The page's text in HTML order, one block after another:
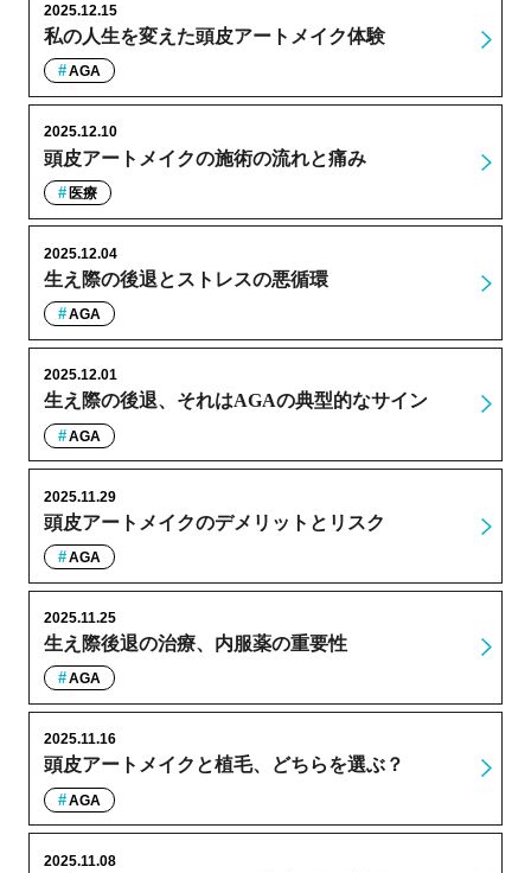
私の人生を変えた頭皮アートメイク体験
2025.12.15
AGA
頭皮アートメイクの施術の流れと痛み
2025.12.10
医療
生え際の後退とストレスの悪循環
2025.12.04
AGA
生え際の後退、それはAGAの典型的なサイン
2025.12.01
AGA
頭皮アートメイクのデメリットとリスク
2025.11.29
AGA
生え際後退の治療、内服薬の重要性
2025.11.25
AGA
頭皮アートメイクと植毛、どちらを選ぶ？
2025.11.16
AGA
2025.11.08